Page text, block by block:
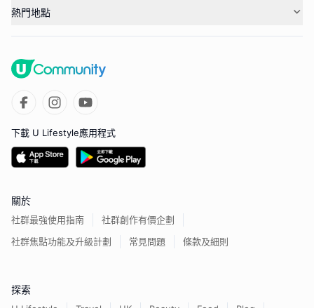
熱門地點
下載 U Lifestyle應用程式
關於
社群最強使用指南
社群創作有價企劃
社群焦點功能及升級計劃
常見問題 條款及細則
探索